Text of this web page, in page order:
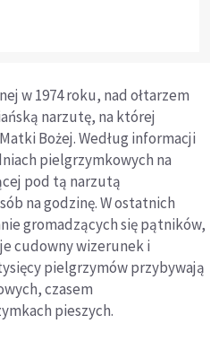
w 1974 roku, nad ołtarzem
narzutę, na której
Bożej. Według informacji
pielgrzymkowych na
pod tą narzutą
na godzinę. W ostatnich
gromadzących się pątników,
cudowny wizerunek i
pielgrzymów przybywają
czasem
pieszych.